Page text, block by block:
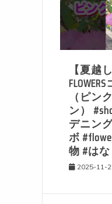
ー
シ
【夏越
（ピン
ン）
デニン
ボ
物 #はな
2025-11-